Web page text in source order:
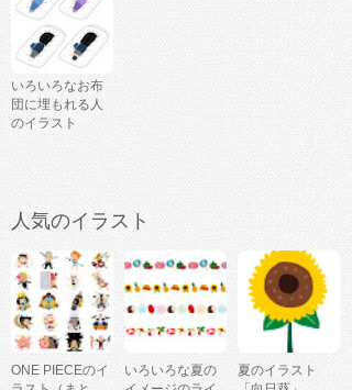
いろいろなお布
団に埋もれる人
のイラスト
人気のイラスト
ONE PIECEのイ
いろいろな夏の
夏のイラスト